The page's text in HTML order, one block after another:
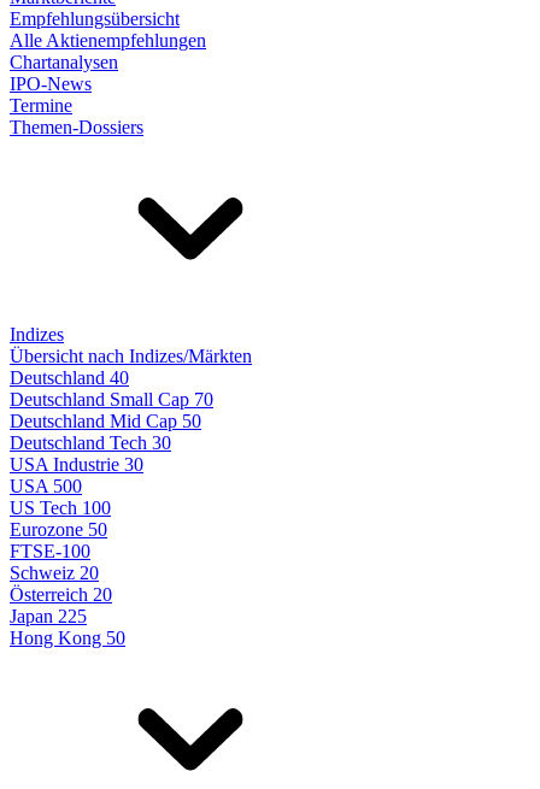
Empfehlungsübersicht
Alle Aktienempfehlungen
Chartanalysen
IPO-News
Termine
Themen-Dossiers
Indizes
Übersicht nach Indizes/Märkten
Deutschland 40
Deutschland Small Cap 70
Deutschland Mid Cap 50
Deutschland Tech 30
USA Industrie 30
USA 500
US Tech 100
Eurozone 50
FTSE-100
Schweiz 20
Österreich 20
Japan 225
Hong Kong 50